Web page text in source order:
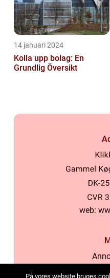
14 januari 2024
Kolla upp bolag: En
Grundlig Översikt
web:
På vores website bruges